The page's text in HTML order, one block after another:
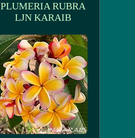
PLUMERIA RUBRA
LJN KARAIB